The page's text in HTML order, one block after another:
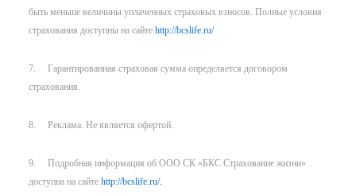
быть меньше величины уплаченных страховых взносов. Полные условия
страхования доступны на сайте http://bcslife.ru/
7. Гарантированная страховая сумма определяется договором
страхования.
8. Реклама. Не является офертой.
9. Подробная информация об ООО СК «БКС Страхование жизни»
доступна на сайте http://bcslife.ru/.